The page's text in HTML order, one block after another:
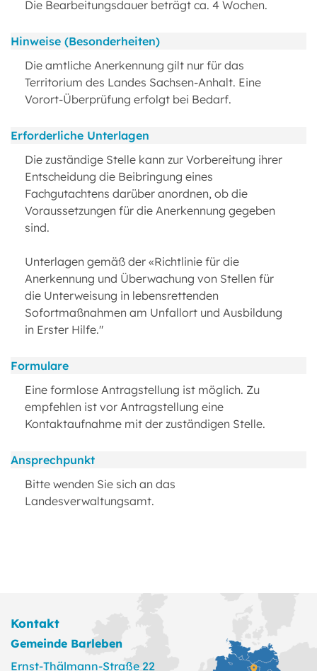
Die Bearbeitungsdauer beträgt ca. 4 Wochen.
Hinweise (Besonderheiten)
Die amtliche Anerkennung gilt nur für das
Territorium des Landes Sachsen-Anhalt. Eine
Vorort-Überprüfung erfolgt bei Bedarf.
Erforderliche Unterlagen
Die zuständige Stelle kann zur Vorbereitung ihrer
Entscheidung die Beibringung eines
Fachgutachtens darüber anordnen, ob die
Voraussetzungen für die Anerkennung gegeben
sind.
Unterlagen gemäß der «Richtlinie für die
Anerkennung und Überwachung von Stellen für
die Unterweisung in lebensrettenden
Sofortmaßnahmen am Unfallort und Ausbildung
in Erster Hilfe."
Formulare
Eine formlose Antragstellung ist möglich. Zu
empfehlen ist vor Antragstellung eine
Kontaktaufnahme mit der zuständigen Stelle.
Ansprechpunkt
Bitte wenden Sie sich an das
Landesverwaltungsamt.
Kontakt
Gemeinde Barleben
Ernst-Thälmann-Straße 22